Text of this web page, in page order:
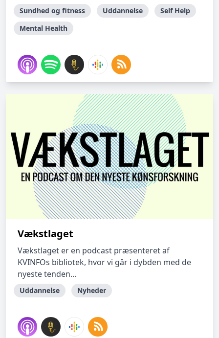
Sundhed og fitness Uddannelse
Self Help
Mental Health
Vækstlaget
Vækstlaget er en podcast præsenteret af
KVINFOs bibliotek, hvor vi går i dybden med de
nyeste tenden...
Uddannelse Nyheder